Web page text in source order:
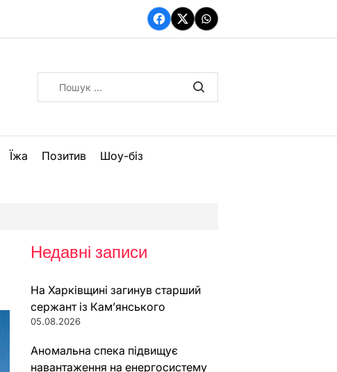
Facebook
TwitterWhatsApp
Їжа Позитив Шоу-біз
Недавні записи
На Харківщині загинув старший
сержант із Кам’янського
05.08.2026
Аномальна спека підвищує
навантаження на енергосистему